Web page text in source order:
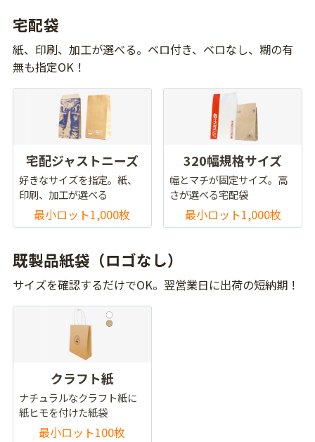
宅配袋
紙、印刷、加工が選べる。ベロ付き、ベロなし、糊の有
無も指定OK！
宅配ジャストニーズ
好きなサイズを指定。紙、
印刷、加工が選べる
最小ロット1,000枚
320幅規格サイズ
幅とマチが固定サイズ。高
さが選べる宅配袋
最小ロット1,000枚
既製品紙袋（ロゴなし）
サイズを確認するだけでOK。翌営業日に出荷の短納期！
クラフト紙
ナチュラルなクラフト紙に
紙ヒモを付けた紙袋
最小ロット100枚